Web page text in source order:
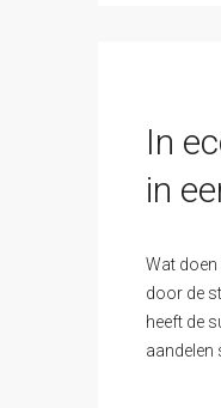
In
in
Wat doen
door de
heeft de
aandelen